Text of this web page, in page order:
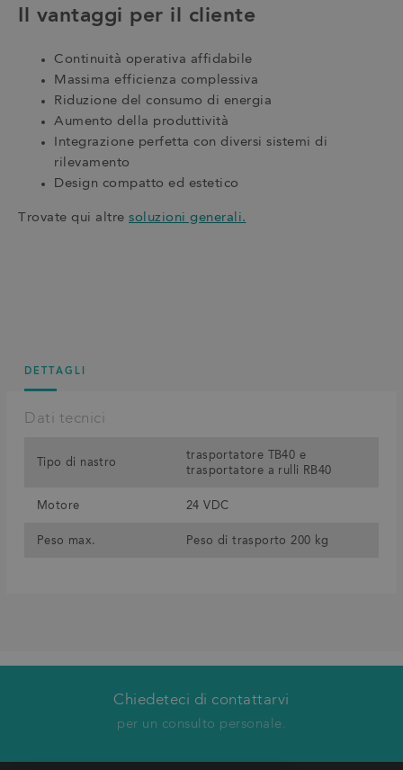
Il vantaggi per il cliente
Continuità operativa affidabile
Massima efficienza complessiva
Riduzione del consumo di energia
Aumento della produttività
Integrazione perfetta con diversi sistemi di
rilevamento
Design compatto ed estetico
Trovate qui altre soluzioni generali.
DETTAGLI
Dati tecnici
Tipo di nastro
trasportatore TB40 e
trasportatore a rulli RB40
Motore 24 VDC
Peso max. Peso di trasporto 200 kg
Chiedeteci di contattarvi
per un consulto personale.
Nome